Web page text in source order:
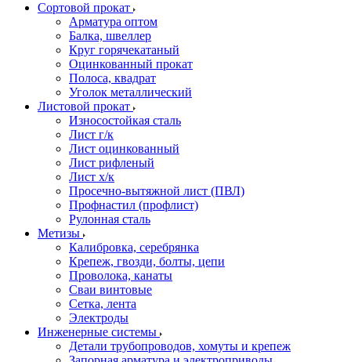
Сортовой прокат
Арматура оптом
Балка, швеллер
Круг горячекатаный
Оцинкованный прокат
Полоса, квадрат
Уголок металлический
Листовой прокат
Износостойкая сталь
Лист г/к
Лист оцинкованный
Лист рифленый
Лист х/к
Просечно-вытяжной лист (ПВЛ)
Профнастил (профлист)
Рулонная сталь
Метизы
Калибровка, серебрянка
Крепеж, гвозди, болты, цепи
Проволока, канаты
Сваи винтовые
Сетка, лента
Электроды
Инженерные системы
Детали трубопроводов, хомуты и крепеж